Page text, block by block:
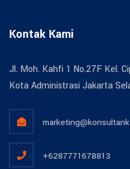
Kontak Kami
Jl. Moh. Kahfi 1 No.27F Kel.
Kota Administrasi Jakarta
+6287771678813